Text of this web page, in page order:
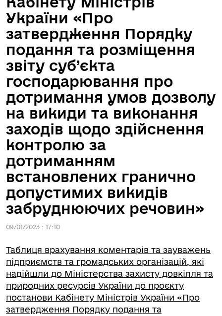
України «Про
затвердження Порядку
подання та розміщення
звіту суб’єкта
господарювання про
дотримання умов дозволу
на викиди та виконання
заходів щодо здійснення
контролю за
дотриманням
встановлених гранично
допустимих викидів
забруднюючих речовин»
09/01/2023 : 17:10
Таблиця врахування коментарів та зауважень
підприємств та громадських організацій, які
надійшли до Міністерства захисту довкілля та
природних ресурсів України до проєкту
постанови Кабінету Міністрів України «Про
затвердження Порядку подання та